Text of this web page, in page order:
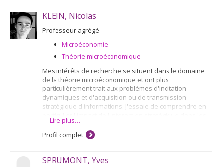
KLEIN, Nicolas
Professeur agrégé
Microéconomie
Théorie microéconomique
Mes intérêts de recherche se situent dans le domaine
de la théorie microéconomique et ont plus
particulièrement trait aux problèmes d'incitation
dynamiques et d'acquisition ou de transmission
stratégique d'informations. J'essaie de comprendre en
problèmes dynamiques d'acquisition d'informations,
ainsi que son effet sur le comportement individuel des
acteurs et l'efficacité des situations d'équilibre.
Champs d'expertise
Lire plus…
Profil complet
SPRUMONT, Yves